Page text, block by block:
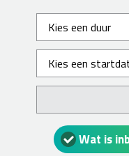
Wat is